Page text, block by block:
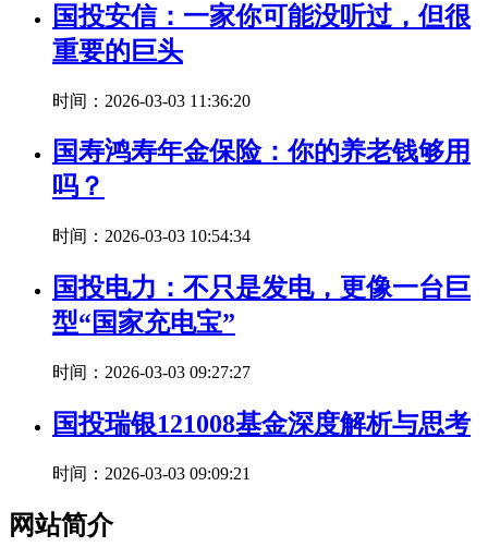
国投安信：一家你可能没听过，但很
重要的巨头
时间：2026-03-03 11:36:20
国寿鸿寿年金保险：你的养老钱够用
吗？
时间：2026-03-03 10:54:34
国投电力：不只是发电，更像一台巨
型“国家充电宝”
时间：2026-03-03 09:27:27
国投瑞银121008基金深度解析与思考
时间：2026-03-03 09:09:21
网站简介